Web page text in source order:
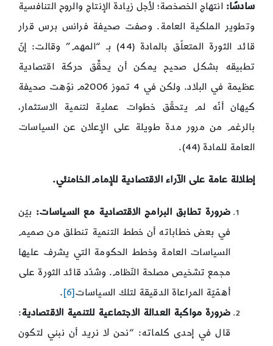
سادسًا: انتهاج الخصخصة؛ لأجل زيادة الإنتاج والروح التنافسية
وتطوير الملكية العامة. وصفت صحيفة فرانس برس قرار
قائد الثورة المتعلّق بالمادة (44) بـ “المهم” وقالت: إنّ
تطبيقه بشكل صحيح يمكن أن يحقِّق حركة اقتصادية
عظيمة في البلاد. ولكن في 4 تموز 2006م نوّهت صحيفة
كيهان أنّه لم يتحقّق خطوات عملية لتنمية الاستثمار،
بالرغم من مرور مدة طويلة على الإعلان عن السياسات
العامة للمادة (44).
إطلالة عامة على الآراء الاقتصادية للإمام الخامنئي.
ضرورة تطابق البرامج الاقتصادية مع السياسات: بيّن
في بعض خطاباته أن خطط التنمية تنطلق من صميم
السياسات العامة وخطط الحكومة التي يشرف عليها
مجمع تشخيص مصلحة النّظام. وشدّد قائد الثورة على
أهمّيّة المراعاة الدقيقة لتلك السياسات[6]
.
ضرورة مواكبة العدالة الاجتماعية للتنمية الاقتصادية:
قال في إحدى كلماته: “نحن لا نريد أن نبني لتكون